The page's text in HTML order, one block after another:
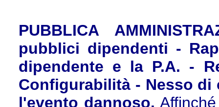
PUBBLICA
pubblici dipendenti -
dipendente e la P.A. -
Configurabilità - Nesso
l'evento dannoso.